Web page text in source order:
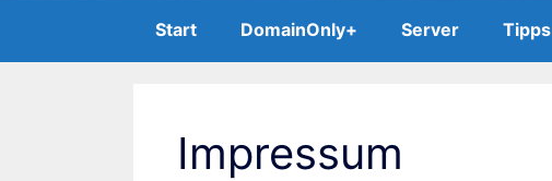
Start DomainOnly+ Server Tipps
Impressum